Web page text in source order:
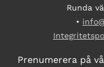
Runda
•
Prenumerera på